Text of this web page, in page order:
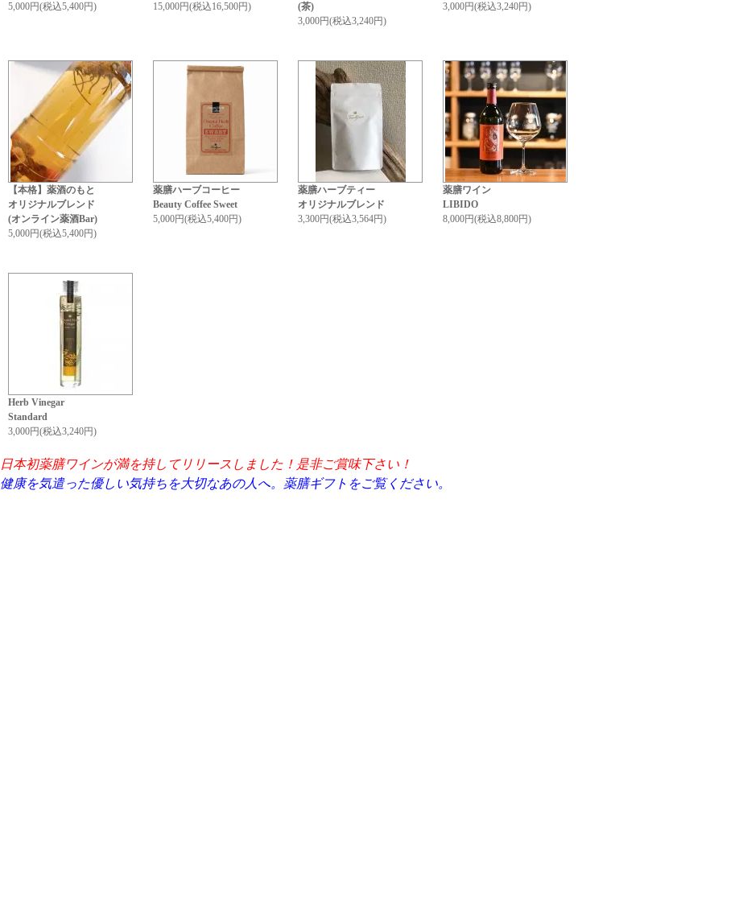
5,000円(税込5,400円)
15,000円(税込16,500円)
(茶)
3,000円(税込3,240円)
3,000円(税込3,240円)
【本格】薬酒のもと
オリジナルブレンド
(オンライン薬酒Bar)
5,000円(税込5,400円)
薬膳ハーブコーヒー
Beauty Coffee Sweet
5,000円(税込5,400円)
薬膳ハーブティー
オリジナルブレンド
3,300円(税込3,564円)
薬膳ワイン
LIBIDO
8,000円(税込8,800円)
Herb Vinegar
Standard
3,000円(税込3,240円)
日本初薬膳ワインが満を持してリリースしました！是非ご賞味下さい！
健康を気遣った優しい気持ちを大切なあの人へ。薬膳ギフトをご覧ください。